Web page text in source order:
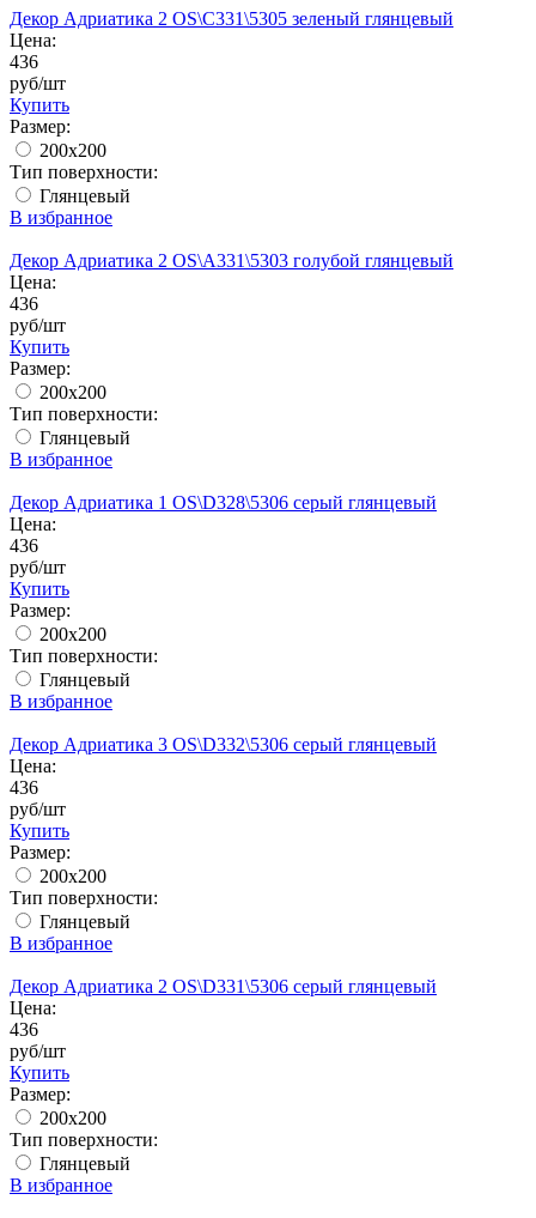
Декор Адриатика 2 OS\C331\5305 зеленый глянцевый
Цена:
436
руб/шт
Купить
Размер:
200x200
Тип поверхности:
Глянцевый
В избранное
Декор Адриатика 2 OS\A331\5303 голубой глянцевый
Цена:
436
руб/шт
Купить
Размер:
200x200
Тип поверхности:
Глянцевый
В избранное
Декор Адриатика 1 OS\D328\5306 серый глянцевый
Цена:
436
руб/шт
Купить
Размер:
200x200
Тип поверхности:
Глянцевый
В избранное
Декор Адриатика 3 OS\D332\5306 серый глянцевый
Цена:
436
руб/шт
Купить
Размер:
200x200
Тип поверхности:
Глянцевый
В избранное
Декор Адриатика 2 OS\D331\5306 серый глянцевый
Цена:
436
руб/шт
Купить
Размер:
200x200
Тип поверхности:
Глянцевый
В избранное